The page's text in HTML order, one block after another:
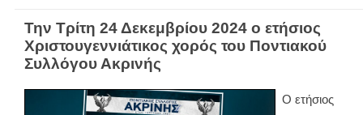
Την Τρίτη 24 Δεκεμβρίου 2024 ο ετήσιος
Χριστουγεννιάτικος χορός του Ποντιακού
Συλλόγου Ακρινής
Ο ετήσιος